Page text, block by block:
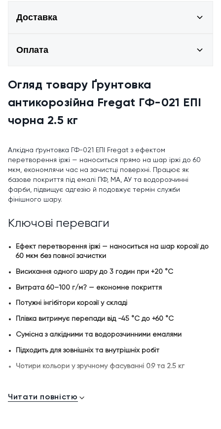
Доставка
Оплата
Огляд товару Ґрунтовка
антикорозійна Fregat ГФ-021 ЕПІ
чорна 2.5 кг
Алкідна ґрунтовка ГФ-021 ЕПІ Fregat з ефектом
перетворення іржі — наноситься прямо на шар іржі до 60
мкм, економлячи час на зачистці поверхні. Працює як
базове покриття під емалі ПФ, МА, АУ та водорозчинні
фарби, підвищує адгезію й подовжує термін служби
фінішного шару.
Ключові переваги
Ефект перетворення іржі — наноситься на шар корозії до
60 мкм без повної зачистки
Висихання одного шару до 3 годин при +20 °C
Витрата 60–100 г/м? — економне покриття
Потужні інгібітори корозії у складі
Плівка витримує перепади від -45 °C до +60 °C
Сумісна з алкідними та водорозчинними емалями
Підходить для зовнішніх та внутрішніх робіт
Чотири кольори у зручному фасуванні 0.9 та 2.5 кг
Читати повністю